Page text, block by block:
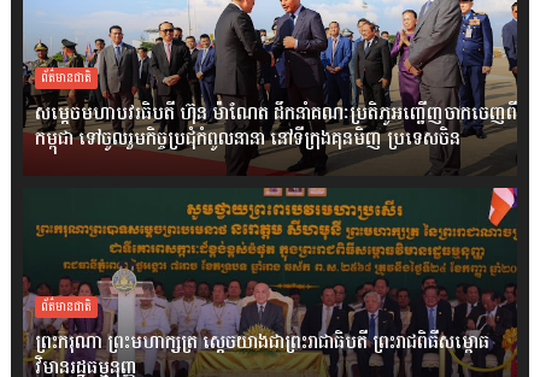
ព័ត៌មានជាតិ
សម្តេចមហាបវរធិបតី ហ៊ុន ម៉ាណែត ដឹកនាំគណៈប្រតិភូអញ្ជើញចាកចេញពី
កម្ពុជា ទៅចូលរួមកិច្ចប្រជុំកំពូលនានា នៅទីក្រុងគុនមិញ ប្រទេសចិន
ព័ត៌មានជាតិ
ព្រះករុណា ព្រះមហាក្សត្រ ស្តេចយាងជាព្រះរាជាធិបតី ព្រះរាជពិធីសម្ពោធ
វិមានរដ្ឋធម្មនុញ្ញ